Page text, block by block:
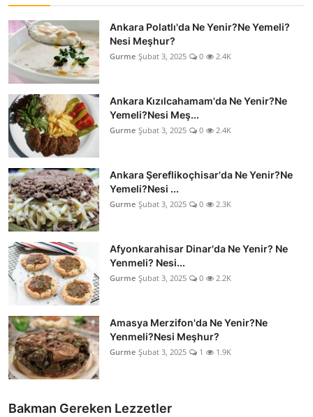
Ankara Polatlı'da Ne Yenir?Ne Yemeli?
Nesi Meşhur?
Gurme Şubat 3, 2025 0 2.4K
Ankara Kızılcahamam'da Ne Yenir?Ne
Yemeli?Nesi Meş...
Gurme Şubat 3, 2025 0 2.4K
Ankara Şereflikoçhisar'da Ne Yenir?Ne
Yemeli?Nesi ...
Gurme Şubat 3, 2025 0 2.3K
Afyonkarahisar Dinar'da Ne Yenir? Ne
Yenmeli? Nesi...
Gurme Şubat 3, 2025 0 2.2K
Amasya Merzifon'da Ne Yenir?Ne
Yenmeli?Nesi Meşhur?
Gurme Şubat 3, 2025 1 1.9K
Bakman Gereken Lezzetler